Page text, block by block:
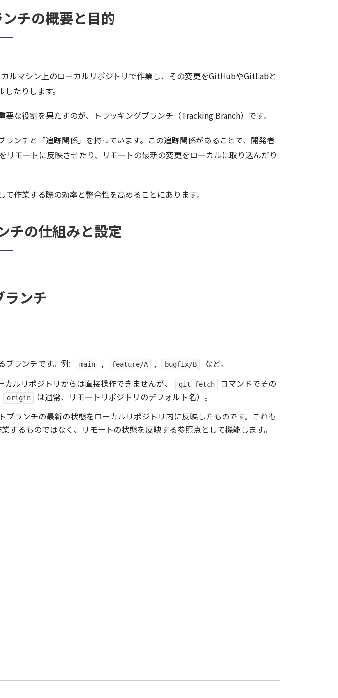
チの概要と目的
ルマシン上のローカルリポジトリで作業し、その変更をGitHubやGitLabと
たりします。
な役割を果たすのが、トラッキングブランチ（Tracking Branch）です。
ンチと「追跡関係」を持っています。この追跡関係があることで、開発者
リモートに反映させたり、リモートの最新の変更をローカルに取り込んだり
作業する際の効率と整合性を高めることにあります。
チの仕組みと設定
ランチ
ブランチです。例: main , feature/A , bugfix/B
など。
ルリポジトリからは直接操作できませんが、 git fetch
コマンドでその
origin
は通常、リモートリポジトリのデフォルト名）。
ブランチの最新の状態をローカルリポジトリ内に反映したものです。これも
るものではなく、リモートの状態を反映する参照点として機能します。